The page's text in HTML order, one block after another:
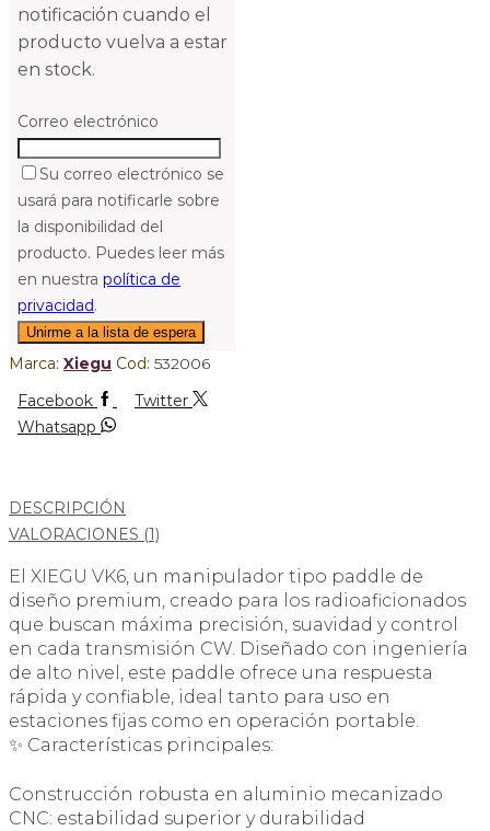
notificación cuando el
producto vuelva a estar
en stock.
Correo electrónico
Su correo electrónico se
usará para notificarle sobre
la disponibilidad del
producto. Puedes leer más
en nuestra política de
privacidad.
Marca: Xiegu Cod: 532006
Facebook
Twitter
Whatsapp
DESCRIPCIÓN
VALORACIONES (1)
El XIEGU VK6, un manipulador tipo paddle de
diseño premium, creado para los radioaficionados
que buscan máxima precisión, suavidad y control
en cada transmisión CW. Diseñado con ingeniería
de alto nivel, este paddle ofrece una respuesta
rápida y confiable, ideal tanto para uso en
estaciones fijas como en operación portable.
✨ Características principales:
Construcción robusta en aluminio mecanizado
CNC: estabilidad superior y durabilidad